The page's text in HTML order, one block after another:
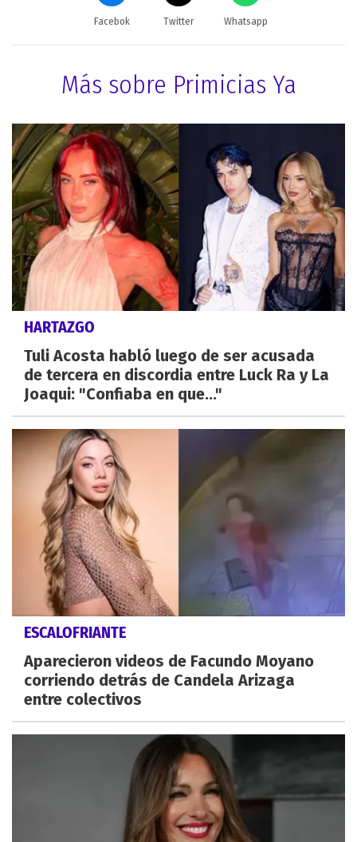
Facebok Twitter Whatsapp
Más sobre Primicias Ya
HARTAZGO
Tuli Acosta habló luego de ser acusada
de tercera en discordia entre Luck Ra y La
Joaqui: "Confiaba en que..."
ESCALOFRIANTE
Aparecieron videos de Facundo Moyano
corriendo detrás de Candela Arizaga
entre colectivos